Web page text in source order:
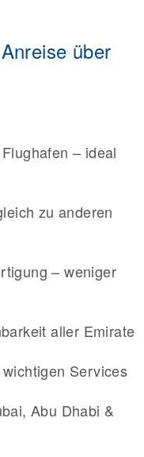
über
– ideal
zu anderen
– weniger
aller Emirate
Services
Abu Dhabi &